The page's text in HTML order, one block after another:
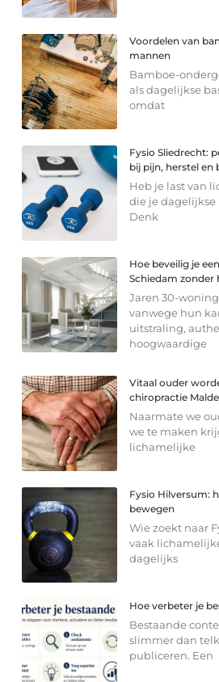
Voordelen van
mannen
Bamboe-
als dagelijkse
omdat
Fysio Sliedrecht:
bij pijn, herstel en
Heb je last van
die je dagelijkse
Denk
Hoe beveilig je
Schiedam zonder
Jaren 30-
vanwege hun
uitstraling,
hoogwaardige
Vitaal ouder
chiropractie
Naarmate we
we te maken
lichamelijke
Fysio Hilversum:
bewegen
Wie zoekt naar
vaak
dagelijks
Hoe verbeter je
Bestaande
slimmer dan
publiceren. Een